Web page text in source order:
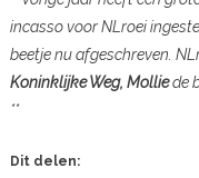
incasso voor NLroei
beetje nu afgeschreven.
Koninklijke Weg, Molliede
**
Dit delen: